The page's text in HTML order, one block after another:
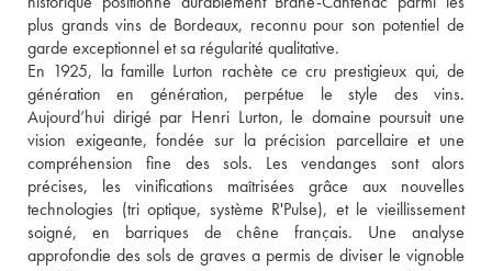
plus grands vins de Bordeaux, reconnu pour son potentiel de
garde exceptionnel et sa régularité qualitative.
En 1925, la famille Lurton rachète ce cru prestigieux qui, de
génération en génération, perpétue le style des vins.
Aujourd’hui dirigé par Henri Lurton, le domaine poursuit une
vision exigeante, fondée sur la précision parcellaire et une
compréhension fine des sols. Les vendanges sont alors
précises, les vinifications maîtrisées grâce aux nouvelles
technologies (tri optique, système R'Pulse), et le vieillissement
soigné, en barriques de chêne français. Une analyse
approfondie des sols de graves a permis de diviser le vignoble